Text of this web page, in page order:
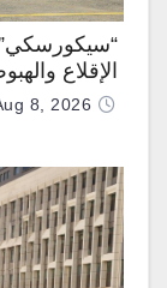
“سيكورسكي”
الإقلاع
8, 2026